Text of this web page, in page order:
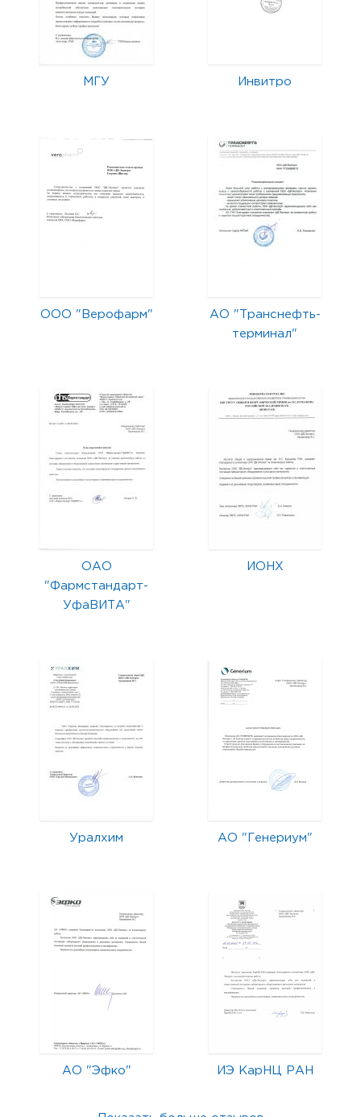
МГУ Инвитро
ООО "Верофарм"
АО "Транснефть-
терминал"
ОАО
"Фармстандарт-
УфаВИТА"
ИОНХ
Уралхим АО "Генериум"
АО "Эфко" ИЭ КарНЦ РАН